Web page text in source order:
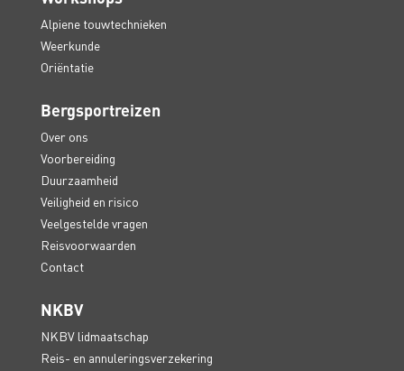
Alpiene touwtechnieken
Weerkunde
Oriëntatie
Bergsportreizen
Over ons
Voorbereiding
Duurzaamheid
Veiligheid en risico
Veelgestelde vragen
Reisvoorwaarden
Contact
NKBV
NKBV lidmaatschap
Reis- en annuleringsverzekering